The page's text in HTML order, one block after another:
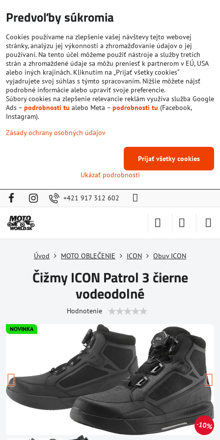
+421 917 312 602
NOVINKA
10%
Úvod MOTO OBLEČENIE ICON Obuv ICON
Čižmy ICON Patrol 3 čierne
vodeodolné
Hodnotenie
Predvoľby súkromia
Cookies používame na zlepšenie vašej návštevy tejto webovej
stránky, analýzu jej výkonnosti a zhromažďovanie údajov o jej
používaní. Na tento účel môžeme použiť nástroje a služby tretích
strán a zhromaždené údaje sa môžu preniesť k partnerom v EÚ, USA
alebo iných krajinách. Kliknutím na „Prijať všetky cookies“
vyjadrujete svoj súhlas s týmto spracovaním. Nižšie môžete nájsť
podrobné informácie alebo upraviť svoje preferencie.
Súbory cookies na zlepšenie relevancie reklám využíva služba Google
Ads – podrobnosti tu alebo Meta – podrobnosti tu (Facebook,
Instagram).
Zásady ochrany osobných údajov
Ukázať podrobnosti
Prijať všetky cookies